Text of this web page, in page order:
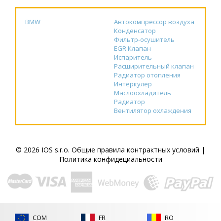
BMW
Автокомпрессор воздуха
Конденсатор
Фильтр-осушитель
EGR Клапан
Испаритель
Расширительный клапан
Радиатор отопления
Интеркулер
Маслоохладитель
Радиатор
Вентилятор охлаждения
© 2026 IOS s.r.o. Общие правила контрактных условий |
Политика конфидециальности
COM FR RO